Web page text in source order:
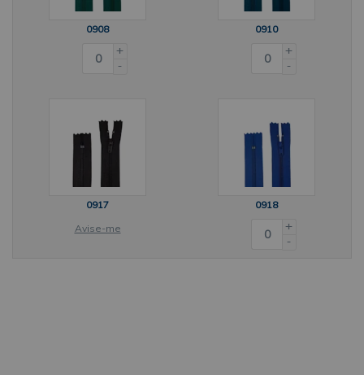
0908
+
-
0910
+
-
0917
Avise-me
0918
+
-